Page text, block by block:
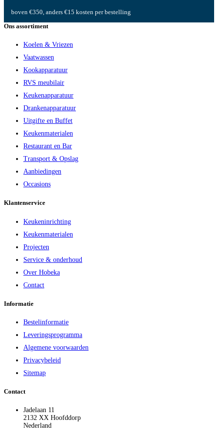
boven €350, anders €15 kosten per bestelling
Ons assortiment
Koelen & Vriezen
Vaatwassen
Kookapparatuur
RVS meubilair
Keukenapparatuur
Drankenapparatuur
Uitgifte en Buffet
Keukenmaterialen
Restaurant en Bar
Transport & Opslag
Aanbiedingen
Occasions
Klantenservice
Keukeninrichting
Keukenmaterialen
Projecten
Service & onderhoud
Over Hobeka
Contact
Informatie
Bestelinformatie
Leveringsprogramma
Algemene voorwaarden
Privacybeleid
Sitemap
Contact
Jadelaan 11
2132 XX Hoofddorp
Nederland